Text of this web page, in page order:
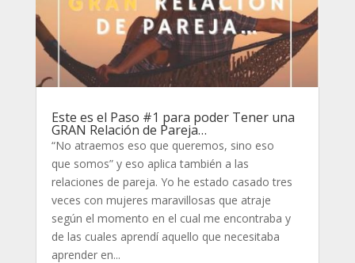
Este es el Paso #1 para poder Tener una
GRAN Relación de Pareja…
“No atraemos eso que queremos, sino eso
que somos” y eso aplica también a las
relaciones de pareja. Yo he estado casado tres
veces con mujeres maravillosas que atraje
según el momento en el cual me encontraba y
de las cuales aprendí aquello que necesitaba
aprender en...